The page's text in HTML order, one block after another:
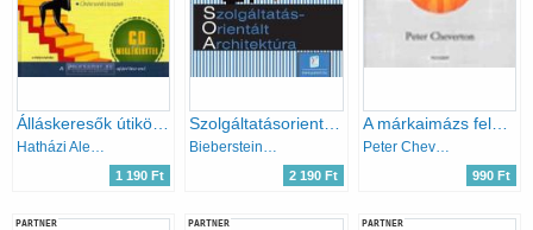
Álláskeresők útikönyve - CD melléklet nélkül!
Hatházi Alexa, Kőrösi Márta, Krista Zita
1 190 Ft
Szolgáltatásorientált architektúra (SOA)
Bieberstein; Bose; Fiammante; Jones; Shah
2 190 Ft
A márkaimázs felépítése
Peter Cheverton
990 Ft
PARTNER PARTNER PARTNER